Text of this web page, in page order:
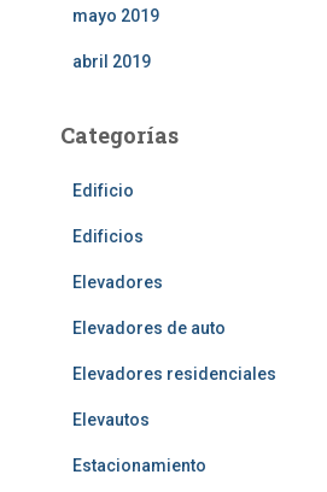
mayo 2019
abril 2019
Categorías
Edificio
Edificios
Elevadores
Elevadores de auto
Elevadores residenciales
Elevautos
Estacionamiento